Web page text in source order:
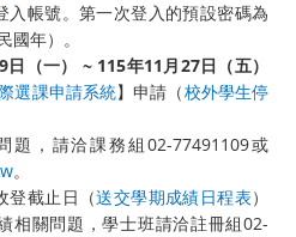
入帳號。第一次登入的預設密碼為
國年）。
（一） ~ 115年11月27日（五）
選課申請系統】申請（校外學生停
題，請洽課務組02-77491109或
。
登截止日（送交學期成績日程表）
相關問題，學士班請洽註冊組02-